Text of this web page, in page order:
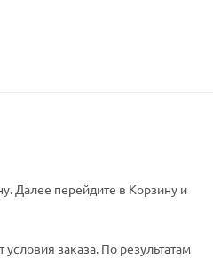
Далее перейдите в Корзину и
заказа. По результатам